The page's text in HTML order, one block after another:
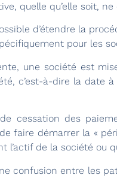
quelle qu’elle soit,
d’étendre la
pour les
une société est
c’est-à-dire la date
cessation des
faire démarrer la «
l’actif de la société ou
confusion entre les